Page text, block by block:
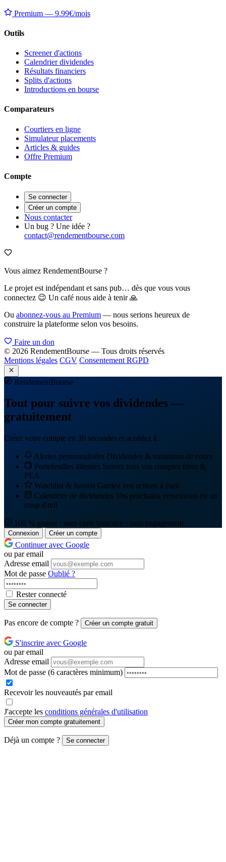
Premium — 9.99€/mois
Outils
Screener d'actions
Calendrier dividendes
Résultats financiers
Splits d'actions
Introductions en bourse
Comparateurs
Courtiers en ligne
Simulateur placements
Articles & guides
Offre Premium
Compte
Se connecter
Créer un compte
Nous contacter
Un bug ? Une idée ?
contact@rendementbourse.com
Vous aimez RendementBourse ?
Le projet est indépendant et sans pub… dès que vous vous
connectez 😉 Un café nous aide à tenir 🙏
Ou abonnez-vous au Premium — nous serions heureux de
construire la plateforme selon vos besoins.
Faire un don
© 2026 RendementBourse — Tous droits réservés
Mentions légales CGV Consentement RGPD
RendementBourse
Tout pour suivre vos dividendes —
gratuitement
Créez votre compte en 30 secondes et accédez à :
Alertes personnalisées Dividendes & variations de cours
Portefeuilles illimités Suivez tous vos comptes titres &
PEA
Watchlist & favoris Gardez vos actions à l'œil
Calendrier de dividendes Vos prochains versements en un
coup d'œil
100 % gratuit · sans carte bancaire · sans engagement
Connexion Créer un compte
Continuer avec Google
ou par email
Adresse email
Mot de passe Oublié ?
Rester connecté
Se connecter
Pas encore de compte ? Créer un compte gratuit
S'inscrire avec Google
ou par email
Adresse email
Mot de passe (6 caractères minimum)
Recevoir les nouveautés par email
J'accepte les conditions générales d'utilisation
Créer mon compte gratuitement
Déjà un compte ? Se connecter